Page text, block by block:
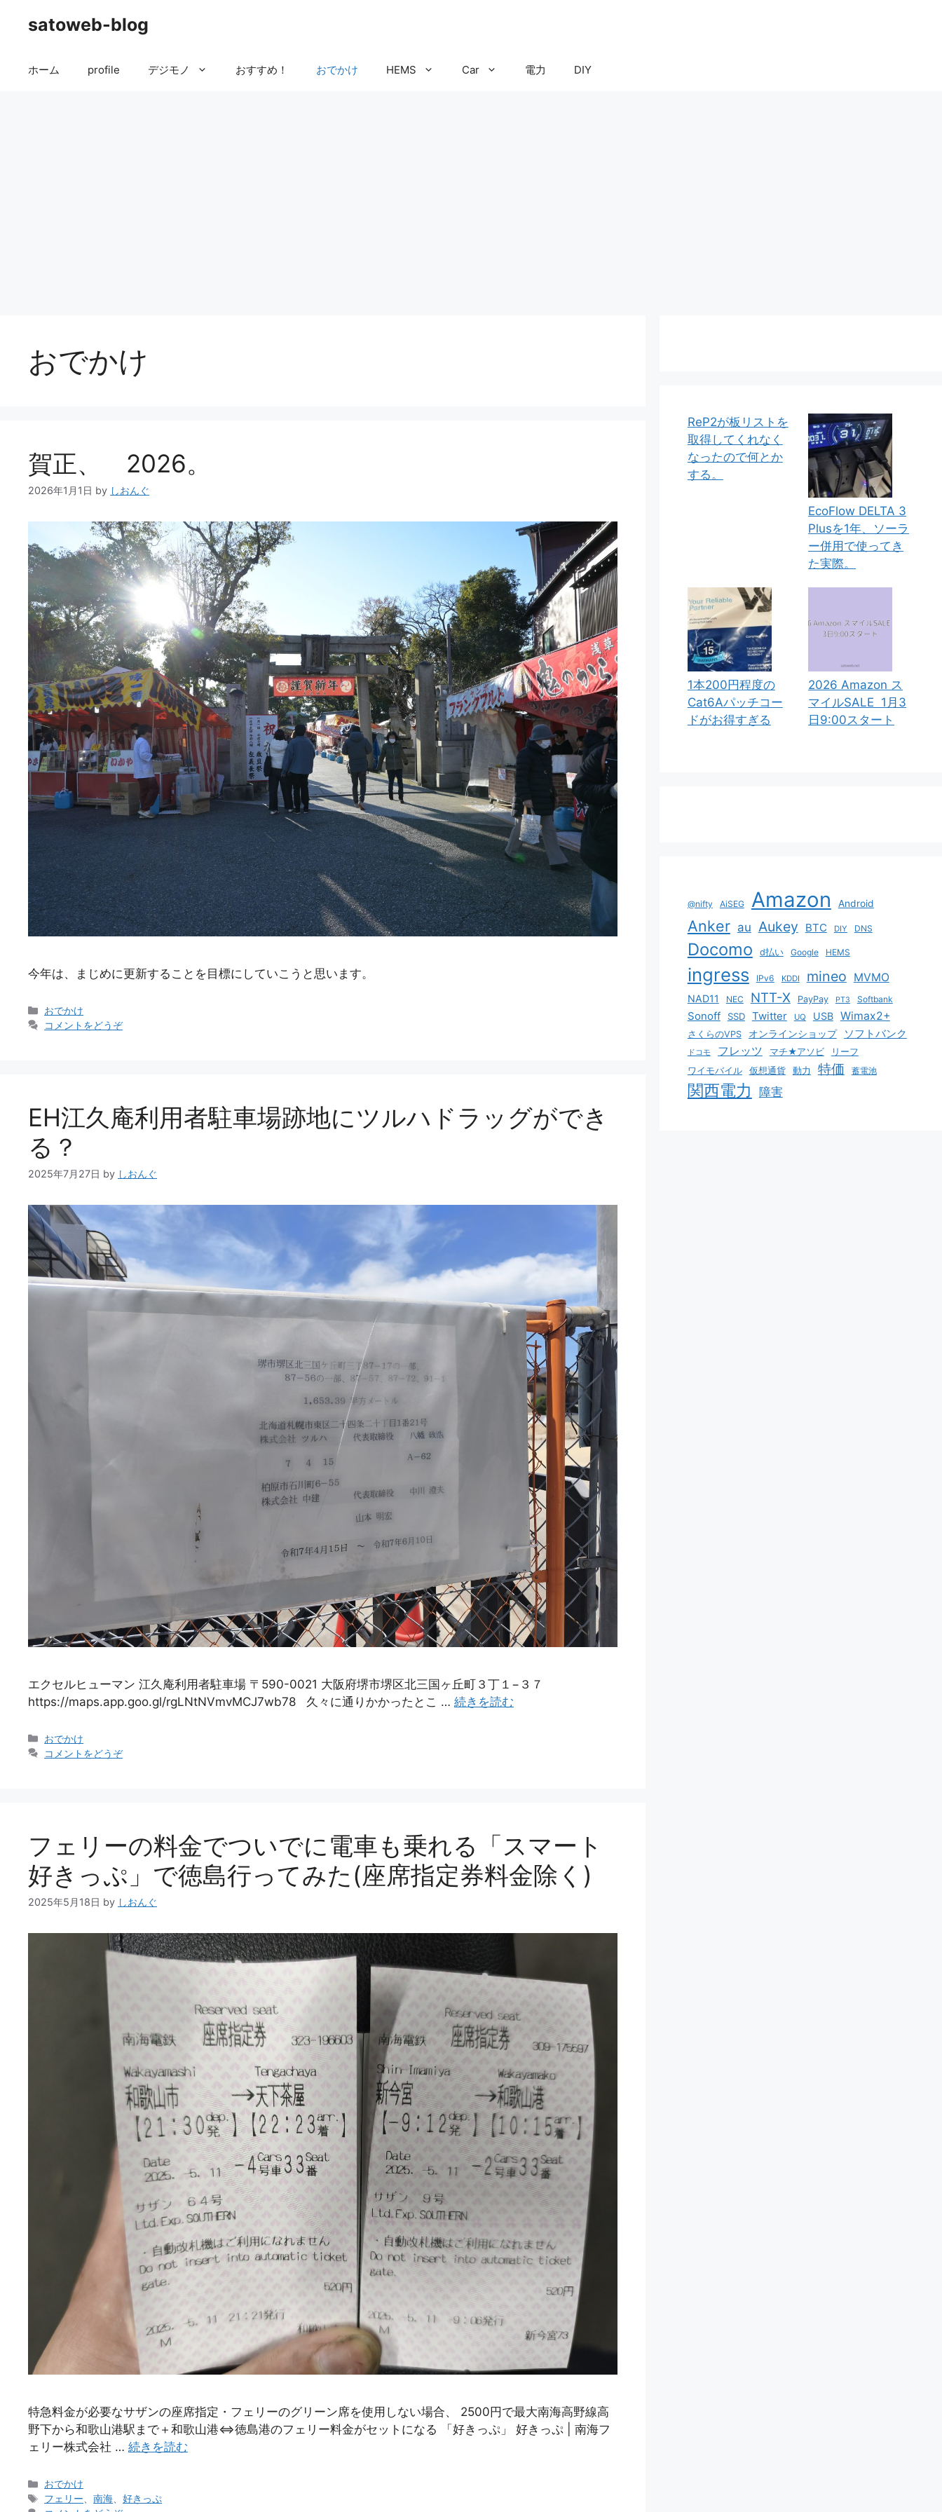
satoweb-blog
ホーム profile デジモノ おすすめ！ おでかけ HEMS Car 電力 DIY
おでかけ
賀正、 2026。
2026年1月1日 by しおんぐ
今年は、まじめに更新することを目標にしていこうと思います。
カ
テ
おでかけ
コメントをどうぞ
EH江久庵利用者駐車場跡地にツルハドラッグができ
る？
2025年7月27日 by しおんぐ
エクセルヒューマン 江久庵利用者駐車場 〒590-0021 大阪府堺市堺区北三国ヶ丘町３丁１−３７
https://maps.app.goo.gl/rgLNtNVmvMCJ7wb78 久々に通りかかったとこ … 続きを読む
カ
テ
おでかけ
コメントをどうぞ
フェリーの料金でついでに電車も乗れる「スマート
好きっぷ」で徳島行ってみた(座席指定券料金除く)
2025年5月18日 by しおんぐ
特急料金が必要なサザンの座席指定・フェリーのグリーン席を使用しない場合、 2500円で最大南海高野線高
野下から和歌山港駅まで＋和歌山港⇔徳島港のフェリー料金がセットになる 「好きっぷ」 好きっぷ | 南海フ
ェリー株式会社 … 続きを読む
カ
テ
おでかけ
タ
フェリー 、南海 、好きっぷ
ReP2が板リストを
取得してくれなく
なったので何とか
する。
EcoFlow DELTA 3
Plusを1年、ソーラ
ー併用で使ってき
た実際。
1本200円程度の
Cat6Aパッチコー
ドがお得すぎる
2026 Amazon ス
マイルSALE 1月3
日9:00スタート
@nifty AiSEG Amazon Android
Anker au Aukey BTC DIY DNS
Docomo d払い Google HEMS
ingress IPv6 KDDI mineo MVMO
NAD11 NEC NTT-X PayPay PT3 Softbank
Sonoff SSD Twitter UQ USB Wimax2+
さくらのVPS オンラインショップ ソフトバンク
ドコモ フレッツ マチ★アソビ
リーフ
ワイモバイル
仮想通貨 動力 特価 蓄電池
関西電力 障害